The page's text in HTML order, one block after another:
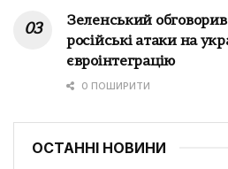
Зеленський
російські атаки на
євроінтеграцію
0 ПОШИРИТИ
ОСТАННІ НОВИНИ